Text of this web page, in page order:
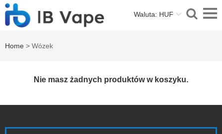
Waluta: HUF
Home > Wózek
Nie masz żadnych produktów w koszyku.